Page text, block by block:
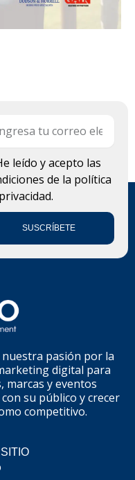
leído y acepto las
de la política
SUSCRÍBETE
pasión por la
digital para
marcas y eventos
su público y crecer
competitivo.